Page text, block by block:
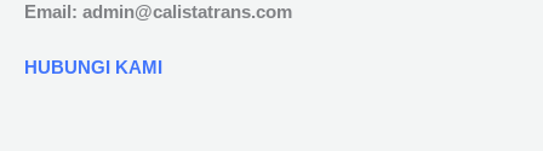
Email: admin@calistatrans.com
HUBUNGI KAMI